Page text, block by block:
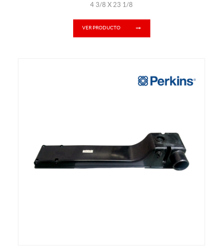
4 3/8 X 23 1/8
VER PRODUCTO